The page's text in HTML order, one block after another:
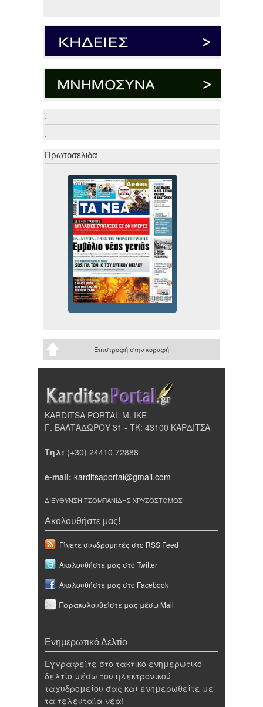
.
.
Πρωτοσέλιδα
Επιστροφή στην κορυφή
KARDITSA PORTAL Μ. ΙΚΕ
Γ. ΒΑΛΤΑΔΩΡΟΥ 31 - ΤΚ: 43100 ΚΑΡΔΙΤΣΑ
Τηλ: (+30) 24410 72888
e-mail: karditsaportal@gmail.com
ΔΙΕΥΘΥΝΣΗ ΤΣΟΜΠΑΝΙΔΗΣ ΧΡΥΣΟΣΤΟΜΟΣ
Ακολουθήστε μας!
Γίνετε συνδρομητές στο RSS Feed
Ακολουθήστε μας στο Twitter
Ακολουθήστε μας στο Facebook
Παρακολουθείστε μας μέσω Mail
Ενημερωτικό Δελτίο
Εγγραφείτε στο τακτικό ενημερωτικό
δελτίο μέσω του ηλεκτρονικού
ταχυδρομείου σας και ενημερωθείτε με
τα τελευταία νέα!